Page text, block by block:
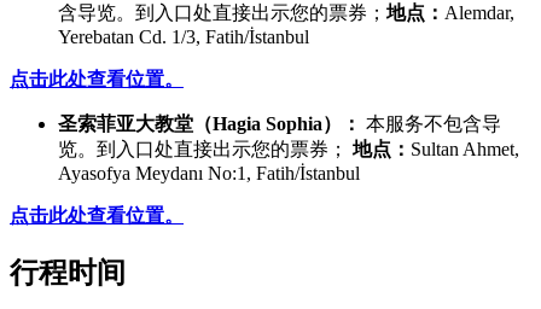
含导览。到入口处直接出示您的票券； 地点： Alemdar,
Yerebatan Cd. 1/3, Fatih/İstanbul
点击此处查看位置。
圣索菲亚大教堂（Hagia Sophia）： 本服务不包含导
览。到入口处直接出示您的票券； 地点： Sultan Ahmet,
Ayasofya Meydanı No:1, Fatih/İstanbul
点击此处查看位置。
行程时间